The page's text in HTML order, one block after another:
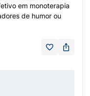
em monoterapia
de humor ou